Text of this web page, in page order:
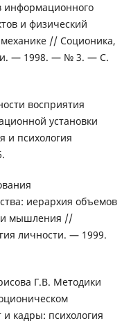
информационного
и физический
// Соционика,
— 1998. — № 3. — С.
восприятия
установки
и психология
иерархия объемов
и мышления //
личности. — 1999.
Г.В. Методики
кадры: психология